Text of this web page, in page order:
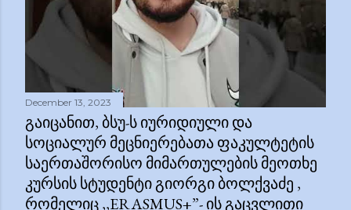
December 13, 2023
ᲒᲐᲘᲪᲐᲜᲘᲗ, ᲑᲡᲣ-Ს ᲘᲣᲠᲘᲓᲘᲣᲚᲘ ᲓᲐ
ᲡᲝᲪᲘᲐᲚᲣᲠ ᲛᲔᲪᲜᲘᲔᲠᲔᲑᲐᲗᲐ ᲤᲐᲙᲣᲚᲢᲔᲢᲘᲡ
ᲡᲐᲔᲠᲗᲐᲨᲝᲠᲘᲡᲝ ᲛᲘᲛᲐᲠᲗᲣᲚᲔᲑᲘᲡ ᲛᲔᲝᲗᲮᲔ
ᲙᲣᲠᲡᲘᲡ ᲡᲢᲣᲓᲔᲜᲢᲘ ᲒᲘᲝᲠᲒᲘ ᲑᲝᲚᲥᲕᲐᲫᲔ ,
ᲠᲝᲛᲔᲚᲘᲪ ,,ERASMUS+”- ᲘᲡ ᲒᲐᲪᲕᲚᲘᲗᲘ